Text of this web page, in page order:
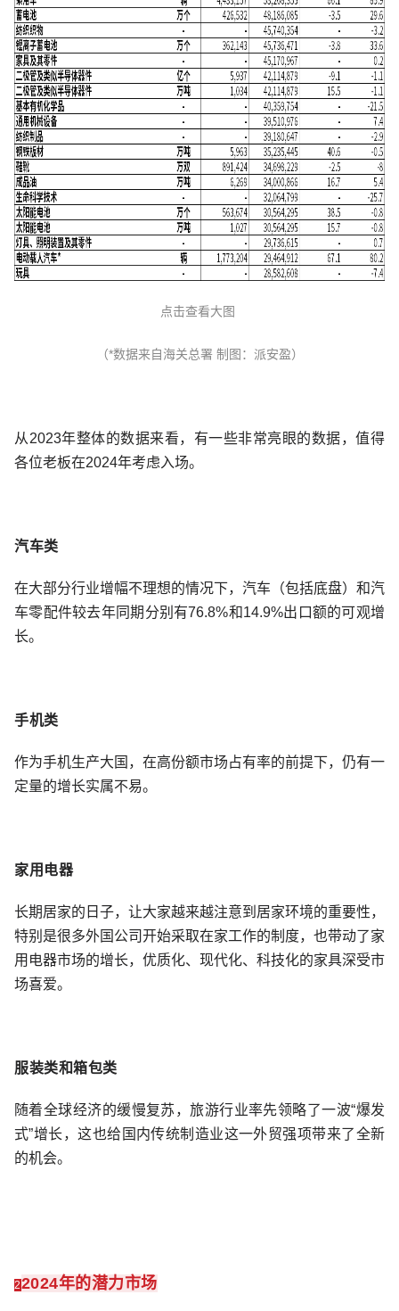
点击查看大图
（*数据来自海关总署 制图：派安盈）
从2023年整体的数据来看，有一些非常亮眼的数据，值得
各位老板在2024年考虑入场。
汽车类
在大部分行业增幅不理想的情况下，汽车（包括底盘）和汽
车零配件较去年同期分别有76.8%和14.9%出口额的可观增
长。
手机类
作为手机生产大国，在高份额市场占有率的前提下，仍有一
定量的增长实属不易。
家用电器
长期居家的日子，让大家越来越注意到居家环境的重要性，
特别是很多外国公司开始采取在家工作的制度，也带动了家
用电器市场的增长，优质化、现代化、科技化的家具深受市
场喜爱。
服装类和箱包类
随着全球经济的缓慢复苏，旅游行业率先领略了一波“爆发
式”增长，这也给国内传统制造业这一外贸强项带来了全新
的机会。
22024年的潜力市场